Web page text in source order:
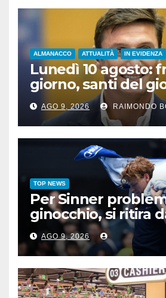
ALMANACCO ATTUALITÀ IN EVIDENZA
Lunedì 10 agosto:
giorno, santi del
famosi, accadde
AGO 9, 2026 RAIMONDO
TOP NEWS
Per Sinner
ginocchio, si ritira
1000 di Cincinnati
AGO 9, 2026